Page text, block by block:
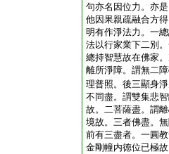
句亦名因位力。亦
他因果親疏融合方
明有作淨法力。一
法以行家業下二別
總持智慧故在佛家
離所淨障。謂無二
理普照。後三顯身
不同盡。謂雙集悲
故。二菩薩盡。謂
境故。三者佛盡。
前有三盡者。一圓
金剛幢内徳位已極